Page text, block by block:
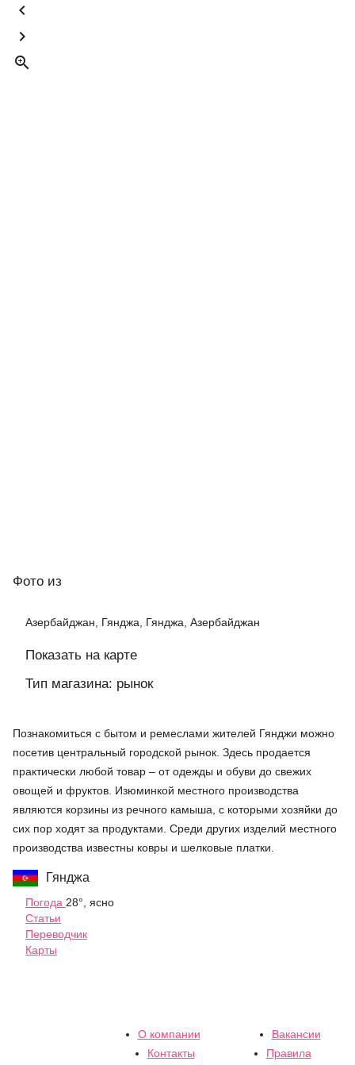



Фото из
Азербайджан, Гянджа, Гянджа, Азербайджан
Показать на карте
Тип магазина: рынок
Познакомиться с бытом и ремеслами жителей Гянджи можно
посетив центральный городской рынок. Здесь продается
практически любой товар – от одежды и обуви до свежих
овощей и фруктов. Изюминкой местного производства
являются корзины из речного камыша, с которыми хозяйки до
сих пор ходят за продуктами. Среди других изделий местного
производства известны ковры и шелковые платки.
Гянджа
Погода 28°, ясно
Статьи
Переводчик
Карты
О компании
Вакансии
Контакты
Правила